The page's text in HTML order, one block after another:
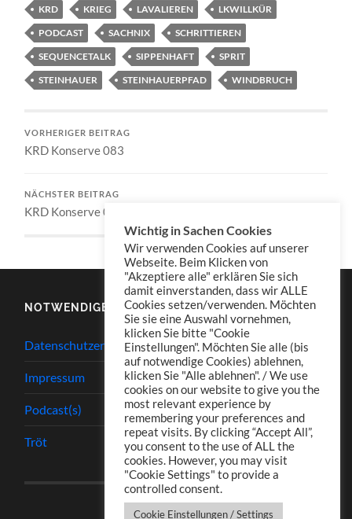
KRD
KRIEG LAVALIEREN
LKWILLKÜR
PODCAST
SACHNIX
SCHRITTIEREN
SEQUENCETALK
SIPPENHAFT
SPRIT
STEINHAUER
STEINHAUERPFAD WINDBRUCH
VORHERIGER BEITRAG
KRD Konserve 083
NÄCHSTER BEITRAG
KRD Konserve 085
NOTWENDIGES
Datenschutzerklärung
Impressum
Podcast(s)
Tröt
Wichtig in Sachen Cookies
Wir verwenden Cookies auf unserer
Webseite. Beim Klicken von
"Akzeptiere alle" erklären Sie sich
damit einverstanden, dass wir ALLE
Cookies setzen/verwenden. Möchten
Sie sie eine Auswahl vornehmen,
klicken Sie bitte "Cookie
Einstellungen". Möchten Sie alle (bis
auf notwendige Cookies) ablehnen,
klicken Sie "Alle ablehnen". / We use
cookies on our website to give you the
most relevant experience by
remembering your preferences and
repeat visits. By clicking “Accept All”,
you consent to the use of ALL the
cookies. However, you may visit
"Cookie Settings" to provide a
controlled consent.
Cookie Einstellungen / Settings